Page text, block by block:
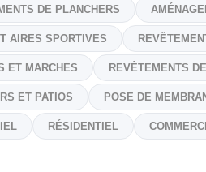
DE PLANCHERS
AIRES SPORTIVES
ET MARCHES REVÊTEMENTS
ET PATIOS POSE DE
RÉSIDENTIEL